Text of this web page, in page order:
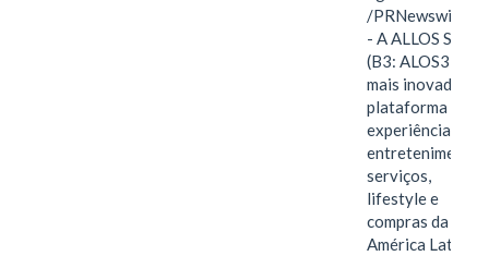
/PRNewswire/ -
- A ALLOS S.A.
(B3: ALOS3), a
mais inovadora
plataforma de
experiências,
entretenimento,
serviços,
lifestyle e
compras da
América Latina